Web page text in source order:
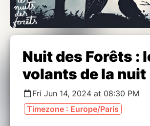
Nuit des Forêts :
volants de la nuit
Fri Jun 14, 2024 at 08:30 PM
Timezone : Europe/Paris